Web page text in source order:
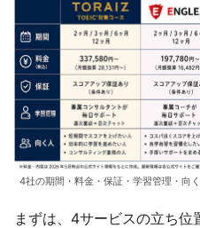
4社の期間・料金・保証・学習管理・向
まずは、4サービスの立ち位